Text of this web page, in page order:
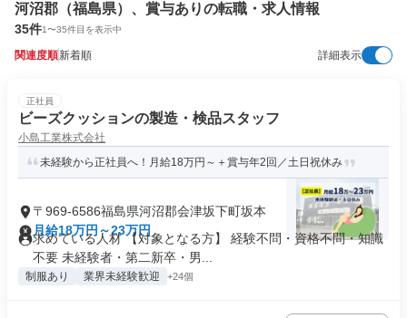
河沼郡（福島県）、賞与ありの転職・求人情報
35件1〜35件目を表示中
関連度順新着順 詳細表示
正社員
ビーズクッションの製造・検品スタッフ
小島工業株式会社
未経験から正社員へ！月給18万円～＋賞与年2回／土日祝休み
〒969-6586福島県河沼郡会津坂下町坂本
月給18万円～23万円
求めている人材 【対象となる方】 経験不問・資格不問・知識
不要 未経験者・第二新卒・男...
制服あり 業界未経験歓迎 +24個